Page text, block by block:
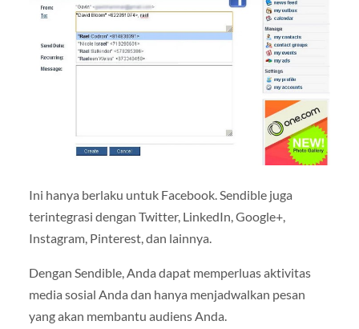
Ini hanya berlaku untuk Facebook. Sendible juga
terintegrasi dengan Twitter, LinkedIn, Google+,
Instagram, Pinterest, dan lainnya.
Dengan Sendible, Anda dapat memperluas aktivitas
media sosial Anda dan hanya menjadwalkan pesan
yang akan membantu audiens Anda.